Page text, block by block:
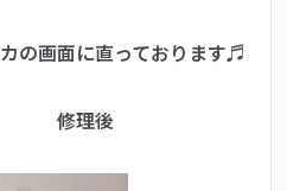
の画面に直っております♬
後